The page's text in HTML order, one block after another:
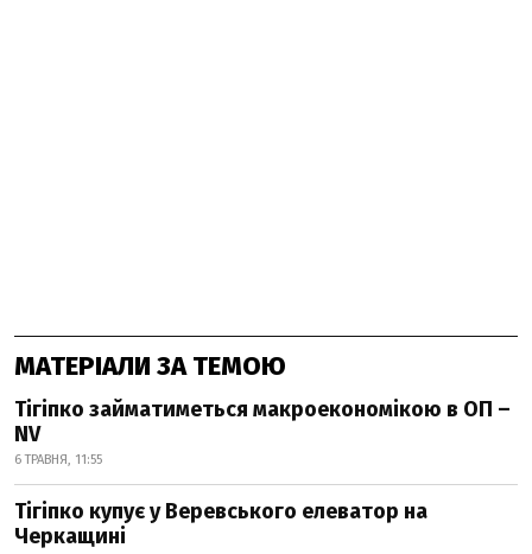
МАТЕРІАЛИ ЗА ТЕМОЮ
Тігіпко займатиметься макроекономікою в ОП –
NV
6 ТРАВНЯ, 11:55
Тігіпко купує у Веревського елеватор на
Черкащині